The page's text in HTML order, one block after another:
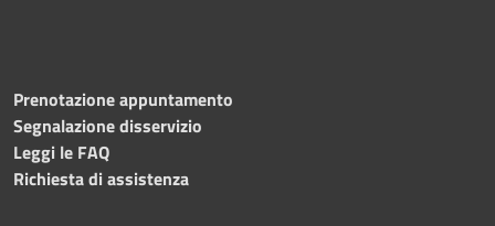
Prenotazione appuntamento
Segnalazione disservizio
Leggi le FAQ
Richiesta di assistenza